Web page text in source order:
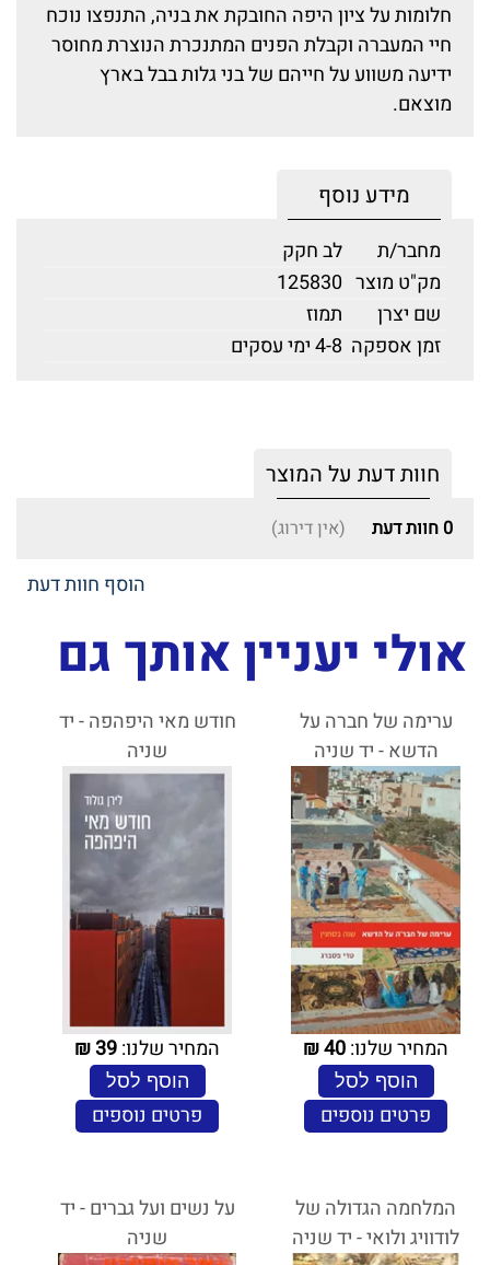
חלומות על ציון היפה החובקת את בניה, התנפצו נוכח
חיי המעברה וקבלת הפנים המתנכרת הנוצרת מחוסר
ידיעה משווע על חייהם של בני גלות בבל בארץ
מוצאם.
מידע נוסף
מחבר/ת
לב חקק
מק"ט מוצר 125830
שם יצרן
תמוז
זמן אספקה 4-8 ימי עסקים
חוות דעת על המוצר
0 חוות דעת (אין דירוג)
הוסף חוות דעת
אולי יעניין אותך גם
ערימה של חברה על
הדשא - יד שניה
המחיר שלנו:40
₪
הוסף לסל
פרטים נוספים
חודש מאי היפהפה - יד
שניה
המחיר שלנו:39
₪
הוסף לסל
פרטים נוספים
המלחמה הגדולה של
לודוויג ולואי - יד שניה
על נשים ועל גברים - יד
שניה